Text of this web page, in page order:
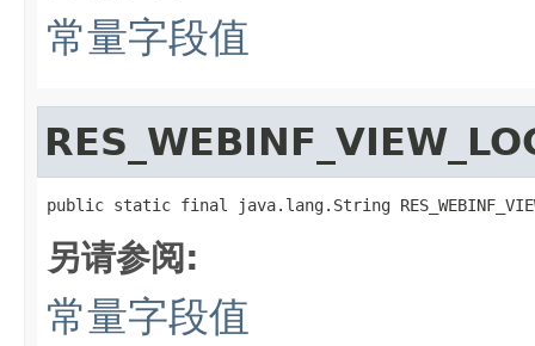
常量字段值
public static final java.lang.String
另请参阅:
常量字段值